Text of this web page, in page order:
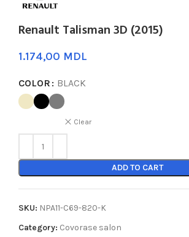
Renault Talisman 3D (2015)
MDL
COLOR BLACK
Clear
ADD TO CART
SKU: NPA11-C69-820-K
Category: Covorase salon